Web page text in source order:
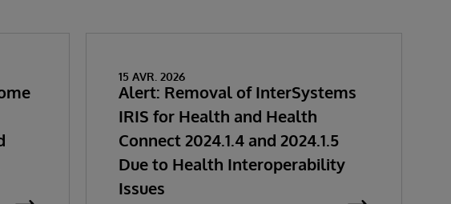
15 AVR. 2026
Alert: Removal of InterSystems
IRIS for Health and Health
Connect 2024.1.4 and 2024.1.5
Due to Health Interoperability
Issues